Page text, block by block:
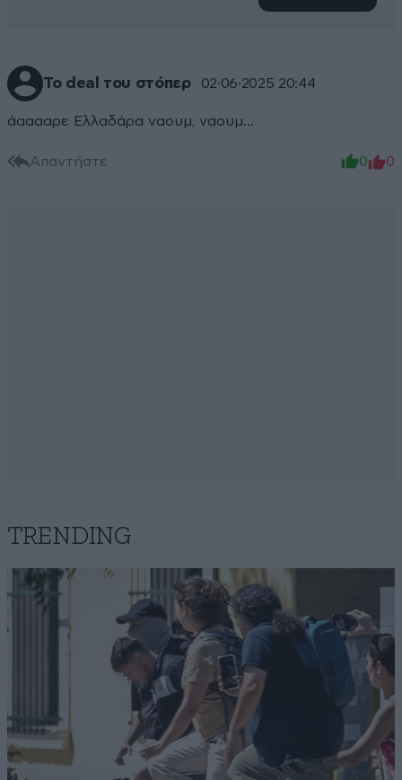
Το deal του στόπερ 02·06·2025 20:44
άααααρε Ελλαδάρα ναουμ, ναουμ...
Απαντήστε 0 0
TRENDING